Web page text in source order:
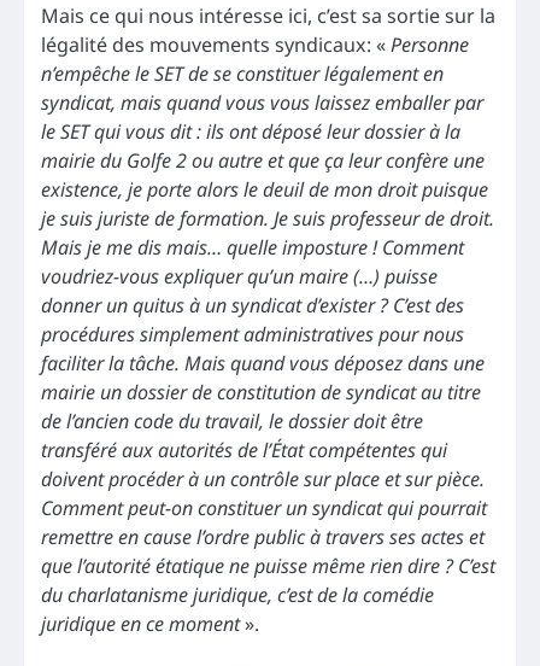
Mais ce qui nous intéresse ici, c’est sa sortie sur la
légalité des mouvements syndicaux: «Personne
n’empêche le SET de se constituer légalement en
syndicat, mais quand vous vous laissez emballer par
le SET qui vous dit : ils ont déposé leur dossier à la
mairie du Golfe 2 ou autre et que ça leur confère une
existence, je porte alors le deuil de mon droit puisque
je suis juriste de formation. Je suis professeur de droit.
Mais je me dis mais… quelle imposture ! Comment
voudriez-vous expliquer qu’un maire (…) puisse
donner un quitus à un syndicat d’exister ? C’est des
procédures simplement administratives pour nous
faciliter la tâche. Mais quand vous déposez dans une
mairie un dossier de constitution de syndicat au titre
de l’ancien code du travail, le dossier doit être
transféré aux autorités de l’État compétentes qui
doivent procéder à un contrôle sur place et sur pièce.
Comment peut-on constituer un syndicat qui pourrait
remettre en cause l’ordre public à travers ses actes et
que l’autorité étatique ne puisse même rien dire ? C’est
du charlatanisme juridique, c’est de la comédie
juridique en ce moment».